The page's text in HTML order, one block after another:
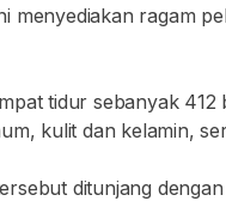
menyediakan ragam
tidur sebanyak
kulit dan kelamin,
ditunjang